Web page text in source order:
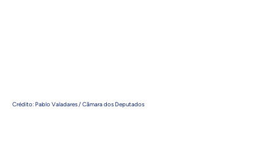
Crédito: Pablo Valadares / Câmara dos Deputados